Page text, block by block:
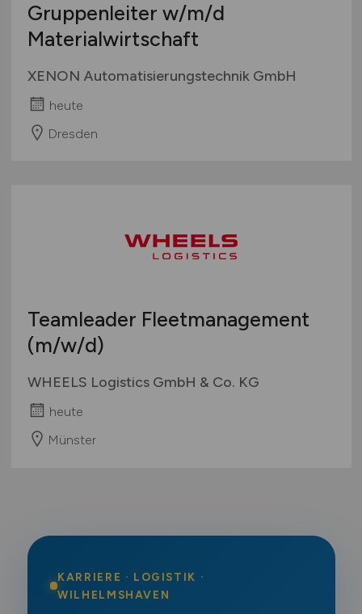
Gruppenleiter w/m/d
Materialwirtschaft
XENON Automatisierungstechnik GmbH
heute
Dresden
Teamleader Fleetmanagement
(m/w/d)
WHEELS Logistics GmbH & Co. KG
heute
Münster
KARRIERE · LOGISTIK ·
WILHELMSHAVEN